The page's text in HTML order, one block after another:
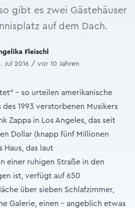
gibt es zwei Gästehäuser
auf dem Dach.
Fleischl
Jul 2016 / vor 10 Jahren
– so urteilen amerikanische
des 1993 verstorbenen Musikers
Zappa in Los Angeles, das seit
Dollar (knapp fünf Millionen
Haus, das laut
einer ruhigen Straße in den
ist, verfügt auf 650
über sieben Schlafzimmer,
Galerie, einen – angeblich etwas